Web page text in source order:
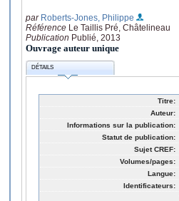
par Roberts-Jones, Philippe
Référence Le Taillis Pré, Châtelineau
Publication Publié, 2013
Ouvrage auteur unique
DÉTAILS
Titre:
Auteur:
Informations sur la publication:
Statut de publication:
Sujet CREF:
Volumes/pages:
Langue:
Identificateurs: